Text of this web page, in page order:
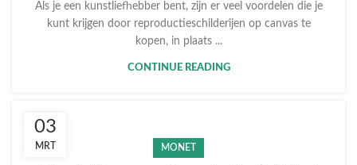
Als je een kunstliefhebber bent, zijn er veel voordelen die je
kunt krijgen door reproductieschilderijen op canvas te
kopen, in plaats ...
CONTINUE READING
03
MRT MONET